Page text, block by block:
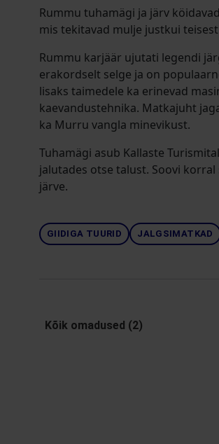
Rummu tuhamägi ja järv
mis tekitavad mulje justkui
Rummu karjäär ujutati legendi
erakordselt selge ja on
lisaks taimedele ka erinevad
kaevandustehnika. Matkajuht
ka Murru vangla minevikust.
Tuhamägi asub Kallaste
jalutades otse talust. Soovi
järve.
GIIDIGA TUURID JALGSIMATKAD
Kõik omadused (2)